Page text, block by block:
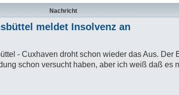
Nachricht
meldet Insolvenz an
- Cuxhaven droht schon wieder das Aus. Der
schon versucht haben, aber ich weiß daß es